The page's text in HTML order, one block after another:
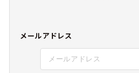
メールアドレス